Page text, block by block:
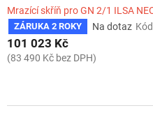
Mrazící skříň pro GN 2/1 ILSA
ZÁRUKA 2 ROKY Na dotaz
101 023 Kč
(83 490 Kč bez DPH)